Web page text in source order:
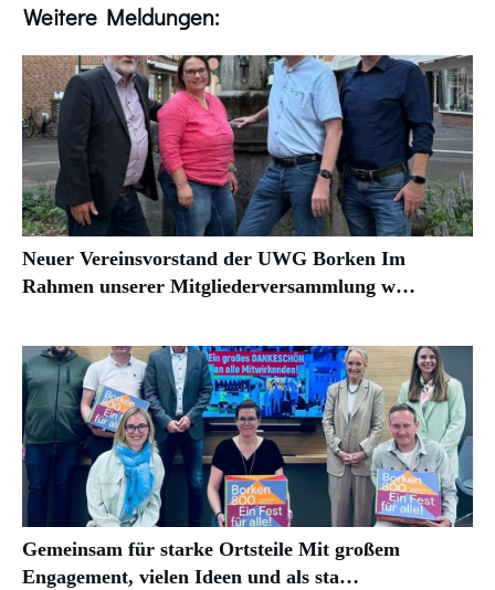
Weitere Meldungen:
Neuer Vereinsvorstand der UWG Borken Im
Rahmen unserer Mitgliederversammlung w…
Gemeinsam für starke Ortsteile Mit großem
Engagement, vielen Ideen und als sta…